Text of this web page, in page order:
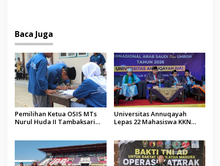
Baca Juga
Pemilihan Ketua OSIS MTs
Nurul Huda II Tambaksari
Universitas Annuqayah
Lepas 22 Mahasiswa KKN